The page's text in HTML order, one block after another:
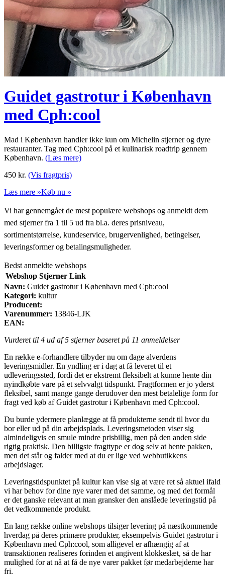
Guidet gastrotur i København
med Cph:cool
Mad i København handler ikke kun om Michelin stjerner og dyre
restauranter. Tag med Cph:cool på et kulinarisk roadtrip gennem
København. (Læs mere)
450 kr. (Vis fragtpris)
Læs mere »Køb nu »
Vi har gennemgået de mest populære webshops og anmeldt dem
med stjerner fra 1 til 5 ud fra bl.a. deres prisniveau,
sortimentstørrelse, kundeservice, brugervenlighed, betingelser,
leveringsformer og betalingsmuligheder.
Bedst anmeldte webshops
Webshop Stjerner Link
Navn: Guidet gastrotur i København med Cph:cool
Kategori: kultur
Producent:
Varenummer: 13846-LJK
EAN:
Vurderet til 4 ud af 5 stjerner baseret på 11 anmeldelser
En række e-forhandlere tilbyder nu om dage alverdens
leveringsmidler. En yndling er i dag at få leveret til et
udleveringssted, fordi det er ekstremt fleksibelt at kunne hente din
nyindkøbte vare på et selvvalgt tidspunkt. Fragtformen er jo yderst
fleksibel, samt mange gange derudover den mest betalelige form for
fragt ved køb af Guidet gastrotur i København med Cph:cool.
Du burde ydermere planlægge at få produkterne sendt til hvor du
bor eller ud på din arbejdsplads. Leveringsmetoden viser sig
almindeligvis en smule mindre prisbillig, men på den anden side
rigtig praktisk. Den billigste fragttype er dog selv at hente pakken,
men det står og falder med at du er lige ved webbutikkens
arbejdslager.
Leveringstidspunktet på kultur kan vise sig at være ret så aktuel ifald
vi har behov for dine nye varer med det samme, og med det formål
er det ganske relevant at man gransker den anslåede leveringstid på
det vedkommende produkt.
En lang række online webshops tilsiger levering på næstkommende
hverdag på deres primære produkter, eksempelvis Guidet gastrotur i
København med Cph:cool, som alligevel er afhængig af at
transaktionen realiseres forinden et angivent klokkeslæt, så de har
mulighed for at nå at få de nye varer pakket før medarbejderne har
fri.